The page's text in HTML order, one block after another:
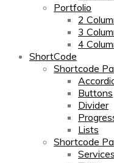
Portfolio
2
3
4
ShortCode
Shortcode
Buttons
Divider
Lists
Shortcode
Services